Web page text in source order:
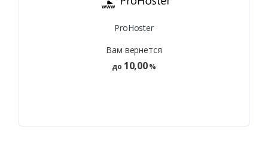
ProHoster
Вам вернется
до 10,00%